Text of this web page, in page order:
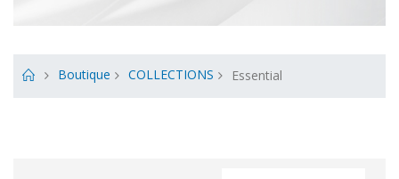
Boutique COLLECTIONS Essential